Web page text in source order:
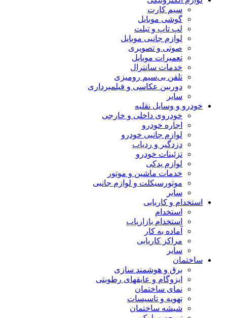
سیم کارت
گوشی موبایل
لپ تاپ و تبلت
لوازم جانبی موبایل
صوتی و تصویری
تعمیرات موبایل
خدمات سانترال
تلفن بی‌سیم رومیزی
دوربین عکاسی و فیلمبرداری
سایر
خودرو و وسایل نقلیه
خودروی داخلی و خارجی
اجاره خودرو
لوازم جانبی خودرو
دزدگیر و ردیاب
تزئینات خودرو
لوازم یدکی
خدمات ماشین و موتور
موتورسیکلت و لوازم جانبی
سایر
استخدام و کاریابی
استخدام
استخدام بازاریاب
آماده به کار
مراکز کاریابی
سایر
ساختمان
برق و هوشمند سازی
ایزوگام و عایقهای رطوبتی
نمای ساختمان
تهویه و تاسیسات
شیشه ساختمان